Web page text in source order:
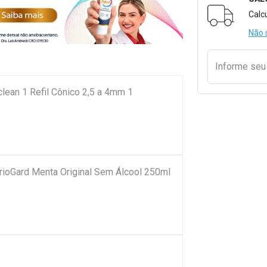
Não
Informe seu
1 Refil Cônico 2,5 a 4mm 1
Menta Original Sem Álcool 250ml